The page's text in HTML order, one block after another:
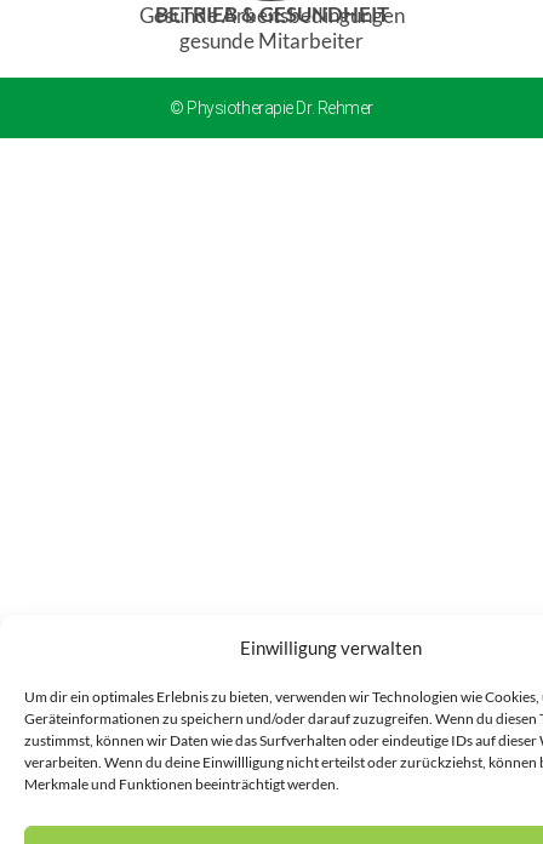
Einwilligung verwalten
Um dir ein optimales Erlebnis zu bieten, verwenden wir Technologien wie Cookies,
Geräteinformationen zu speichern und/oder darauf zuzugreifen. Wenn du diesen
zustimmst, können wir Daten wie das Surfverhalten oder eindeutige IDs auf dieser
verarbeiten. Wenn du deine Einwillligung nicht erteilst oder zurückziehst, können
Merkmale und Funktionen beeinträchtigt werden.
BETRIEB & GESUNDHEIT
Gesunde Arbeitsbedingungen
gesunde Mitarbeiter
© Physiotherapie Dr. Rehmer